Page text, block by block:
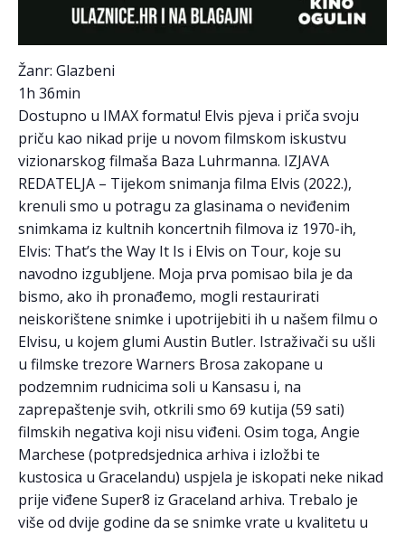
Žanr: Glazbeni
1h 36min
Dostupno u IMAX formatu! Elvis pjeva i priča svoju
priču kao nikad prije u novom filmskom iskustvu
vizionarskog filmaša Baza Luhrmanna. IZJAVA
REDATELJA – Tijekom snimanja filma Elvis (2022.),
krenuli smo u potragu za glasinama o neviđenim
snimkama iz kultnih koncertnih filmova iz 1970-ih,
Elvis: That’s the Way It Is i Elvis on Tour, koje su
navodno izgubljene. Moja prva pomisao bila je da
bismo, ako ih pronađemo, mogli restaurirati
neiskorištene snimke i upotrijebiti ih u našem filmu o
Elvisu, u kojem glumi Austin Butler. Istraživači su ušli
u filmske trezore Warners Brosa zakopane u
podzemnim rudnicima soli u Kansasu i, na
zaprepaštenje svih, otkrili smo 69 kutija (59 sati)
filmskih negativa koji nisu viđeni. Osim toga, Angie
Marchese (potpredsjednica arhiva i izložbi te
kustosica u Gracelandu) uspjela je iskopati neke nikad
prije viđene Super8 iz Graceland arhiva. Trebalo je
više od dvije godine da se snimke vrate u kvalitetu u